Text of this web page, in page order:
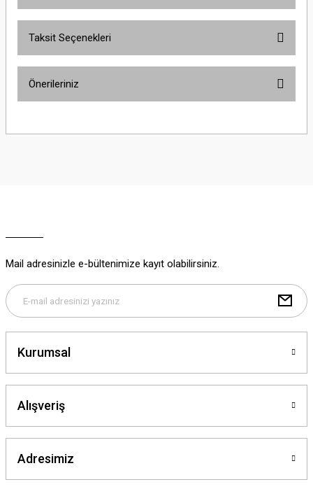
Taksit Seçenekleri
Önerileriniz
yetersiz gördüğünüz noktaları öneri formunu kullanarak tarafımıza
Bu ürüne benzer farklı alternatifler olmalı.
Mail adresinizle e-bültenimize kayıt olabilirsiniz.
Kurumsal
Alışveriş
Adresimiz